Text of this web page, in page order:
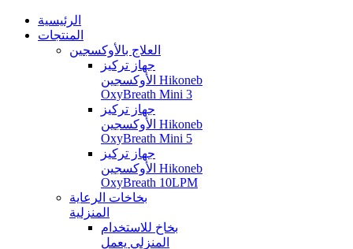
الرئيسية
المنتجات
العلاج بالأوكسجين
جهاز تركيز
الأوكسجين Hikoneb
OxyBreath Mini 3
جهاز تركيز
الأوكسجين Hikoneb
OxyBreath Mini 5
جهاز تركيز
الأوكسجين Hikoneb
OxyBreath 10LPM
بخاخات الرعاية
المنزلية
بخاخ للاستخدام
المنزلي يعمل